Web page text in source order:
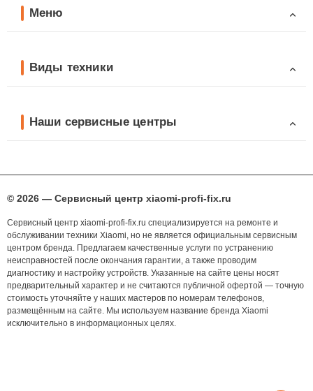
Меню
Виды техники
Наши сервисные центры
© 2026 — Сервисный центр xiaomi-profi-fix.ru
Сервисный центр xiaomi-profi-fix.ru специализируется на ремонте и
обслуживании техники Xiaomi, но не является официальным сервисным
центром бренда. Предлагаем качественные услуги по устранению
неисправностей после окончания гарантии, а также проводим
диагностику и настройку устройств. Указанные на сайте цены носят
предварительный характер и не считаются публичной офертой — точную
стоимость уточняйте у наших мастеров по номерам телефонов,
размещённым на сайте. Мы используем название бренда Xiaomi
исключительно в информационных целях.